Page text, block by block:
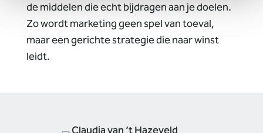
de middelen die echt bijdragen aan je doelen.
Zo wordt marketing geen spel van toeval,
maar een gerichte strategie die naar winst
leidt.